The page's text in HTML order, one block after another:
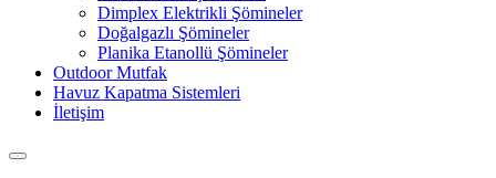
Dimplex Elektrikli Şömineler
Doğalgazlı Şömineler
Planika Etanollü Şömineler
Outdoor Mutfak
Havuz Kapatma Sistemleri
İletişim